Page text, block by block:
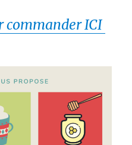
commander ICI